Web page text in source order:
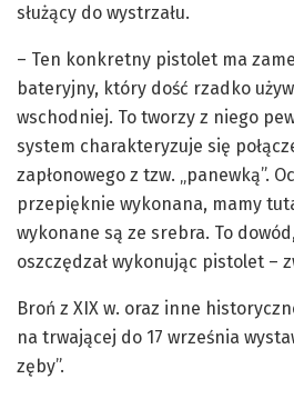
służący do wystrzału.
– Ten konkretny pistolet ma
bateryjny, który dość rzadko
wschodniej. To tworzy z niego
system charakteryzuje się
zapłonowego z tzw. „panewką”.
przepięknie wykonana, mamy
wykonane są ze srebra. To
oszczędzał wykonując pistolet –
Broń z XIX w. oraz inne
na trwającej do 17 września
zęby”.